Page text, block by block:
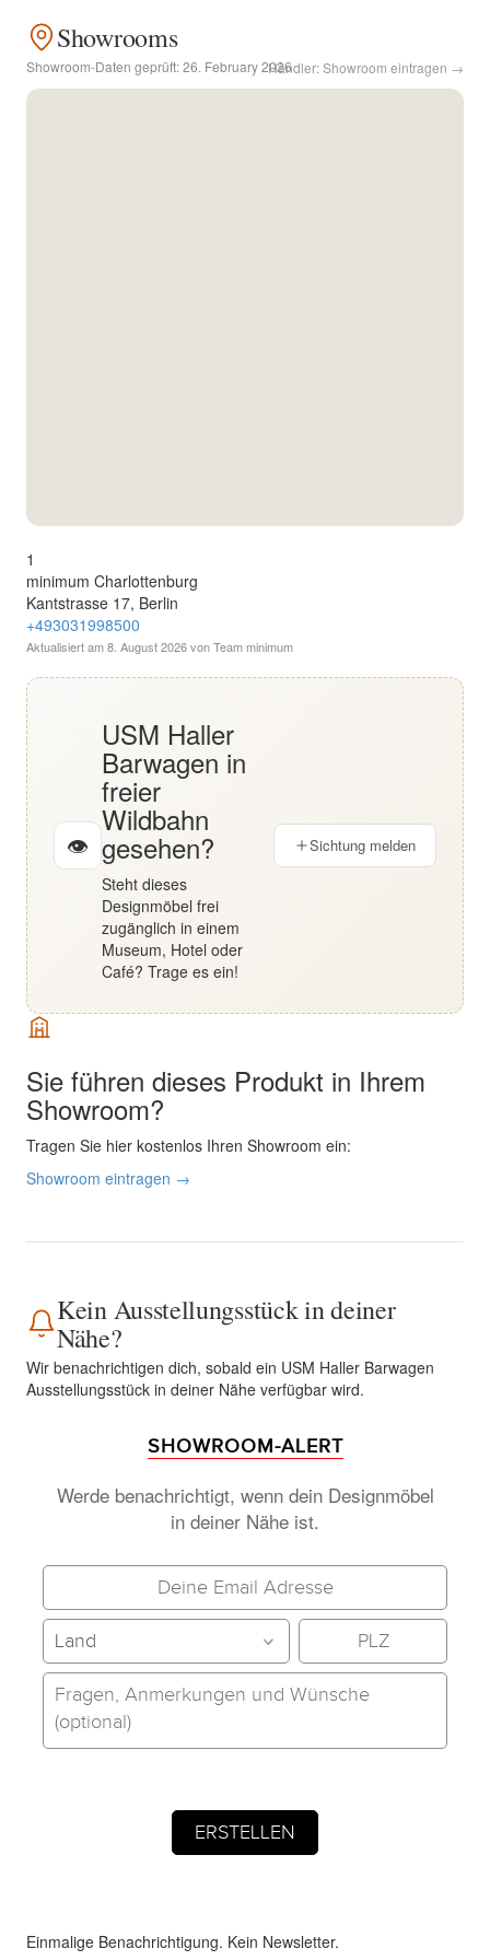
Kontakt
Deutsch
Showrooms
Showroom-Daten geprüft:26. February 2026Händler: Showroom eintragen →
1
minimum Charlottenburg
Kantstrasse 17, Berlin
+493031998500
Aktualisiert am8. August 2026von Team minimum
👁
USM Haller
Barwagen in
freier
Wildbahn
gesehen?
Steht dieses
Designmöbel frei
zugänglich in einem
Museum, Hotel oder
Café? Trage es ein!
Sichtung melden
Sie führen dieses Produkt in Ihrem
Showroom?
Tragen Sie hier kostenlos Ihren Showroom ein:
Showroom eintragen →
Kein Ausstellungsstück in deiner
Nähe?
Wir benachrichtigen dich, sobald ein USM Haller Barwagen
Ausstellungsstück in deiner Nähe verfügbar wird.
SHOWROOM-ALERT
Werde benachrichtigt, wenn dein Designmöbel
in deiner Nähe ist.
Einmalige Benachrichtigung. Kein Newsletter.